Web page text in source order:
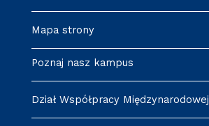
Mapa strony
Poznaj nasz kampus
Dział Współpracy Międzynarodowej